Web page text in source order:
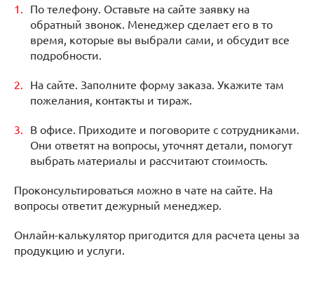
По телефону. Оставьте на сайте заявку на
обратный звонок. Менеджер сделает его в то
время, которые вы выбрали сами, и обсудит все
подробности.
На сайте. Заполните форму заказа. Укажите там
пожелания, контакты и тираж.
В офисе. Приходите и поговорите с сотрудниками.
Они ответят на вопросы, уточнят детали, помогут
выбрать материалы и рассчитают стоимость.
Проконсультироваться можно в чате на сайте. На
вопросы ответит дежурный менеджер.
Онлайн-калькулятор пригодится для расчета цены за
продукцию и услуги.